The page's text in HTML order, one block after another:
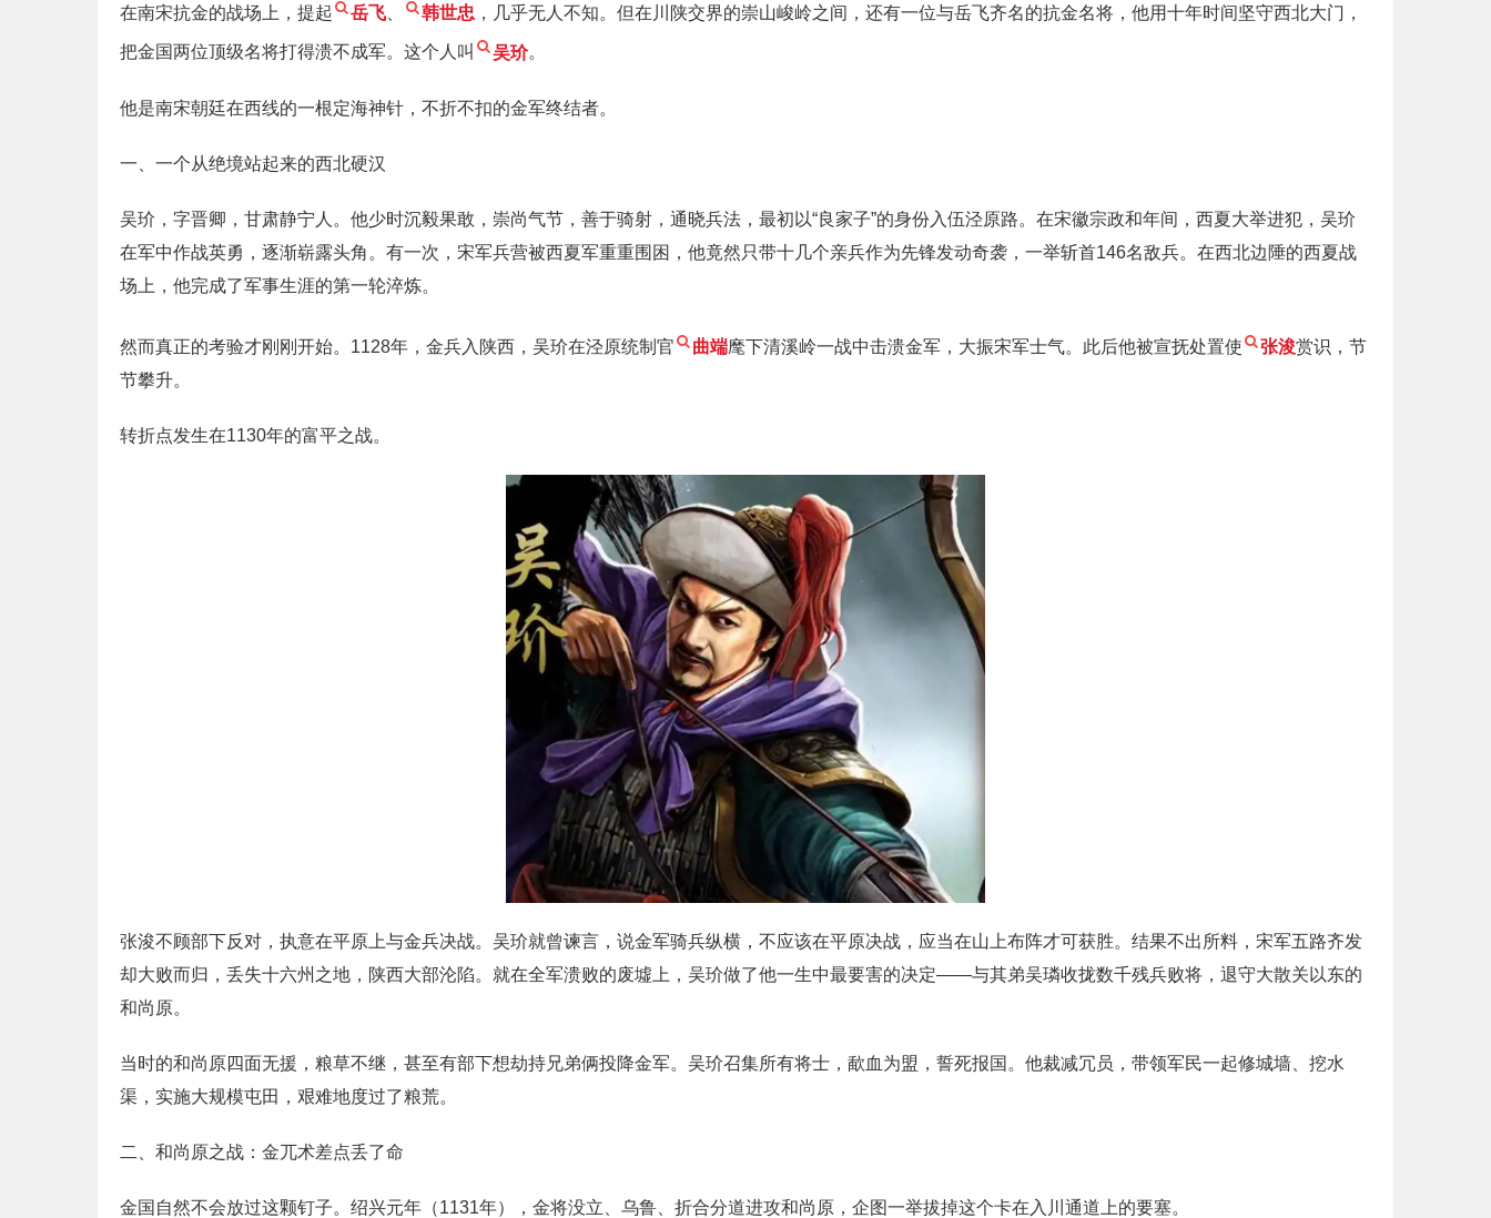
在南宋抗金的战场上，提起 岳飞 韩世忠 ，几乎无人不知。但在川陕交界的崇山峻岭之间，还有一位与岳飞齐名的抗金名将，他用十年时间坚守西北大门，
把金国两位顶级名将打得溃不成军。这个人叫 吴玠。
他是南宋朝廷在西线的一根定海神针，不折不扣的金军终结者。
一、一个从绝境站起来的西北硬汉
吴玠，字晋卿，甘肃静宁人。他少时沉毅果敢，崇尚气节，善于骑射，通晓兵法，最初以“良家子”的身份入伍泾原路。在宋徽宗政和年间，西夏大举进犯，吴玠
在军中作战英勇，逐渐崭露头角。有一次，宋军兵营被西夏军重重围困，他竟然只带十几个亲兵作为先锋发动奇袭，一举斩首146名敌兵。在西北边陲的西夏战
场上，他完成了军事生涯的第一轮淬炼。
然而真正的考验才刚刚开始。1128年，金兵入陕西，吴玠在泾原统制官 曲端麾下清溪岭一战中击溃金军，大振宋军士气。此后他被宣抚处置使 张浚赏识，节
节攀升。
转折点发生在1130年的富平之战。
张浚不顾部下反对，执意在平原上与金兵决战。吴玠就曾谏言，说金军骑兵纵横，不应该在平原决战，应当在山上布阵才可获胜。结果不出所料，宋军五路齐发
却大败而归，丢失十六州之地，陕西大部沦陷。就在全军溃败的废墟上，吴玠做了他一生中最要害的决定——与其弟吴璘收拢数千残兵败将，退守大散关以东的
和尚原。
当时的和尚原四面无援，粮草不继，甚至有部下想劫持兄弟俩投降金军。吴玠召集所有将士，歃血为盟，誓死报国。他裁减冗员，带领军民一起修城墙、挖水
渠，实施大规模屯田，艰难地度过了粮荒。
二、和尚原之战：金兀术差点丢了命
金国自然不会放过这颗钉子。绍兴元年（1131年），金将没立、乌鲁、折合分道进攻和尚原，企图一举拔掉这个卡在入川通道上的要塞。